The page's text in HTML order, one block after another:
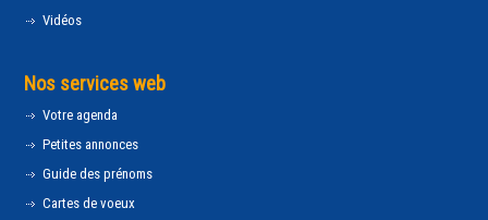
Vidéos
Nos services web
Votre agenda
Petites annonces
Guide des prénoms
Cartes de voeux